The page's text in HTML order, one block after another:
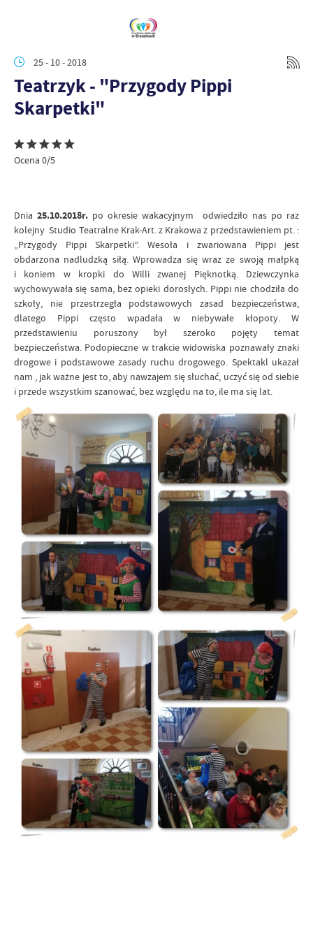
25 - 10 - 2018
Teatrzyk - "Przygody Pippi
Skarpetki"
Ocena 0/5
Dnia25.10.2018r. po okresie wakacyjnym odwiedziło nas po raz
kolejny Studio Teatralne Krak-Art. z Krakowa z przedstawieniem pt. :
„Przygody Pippi Skarpetki”. Wesoła i zwariowana Pippi jest
obdarzona nadludzką siłą. Wprowadza się wraz ze swoją małpką
i koniem w kropki do Willi zwanej Pięknotką. Dziewczynka
wychowywała się sama, bez opieki dorosłych. Pippi nie chodziła do
szkoły, nie przestrzegła podstawowych zasad bezpieczeństwa,
dlatego Pippi często wpadała w niebywałe kłopoty. W
przedstawieniu poruszony był szeroko pojęty temat
bezpieczeństwa. Podopieczne w trakcie widowiska poznawały znaki
drogowe i podstawowe zasady ruchu drogowego. Spektakl ukazał
nam , jak ważne jest to, aby nawzajem się słuchać, uczyć się od siebie
i przede wszystkim szanować, bez względu na to, ile ma się lat.